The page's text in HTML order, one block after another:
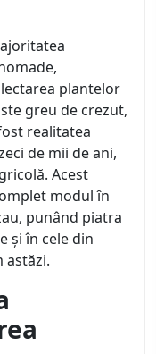
plantelor
greu de crezut,
realitatea
de mii de ani,
Acest
modul în
punând piatra
și în cele din
astăzi.